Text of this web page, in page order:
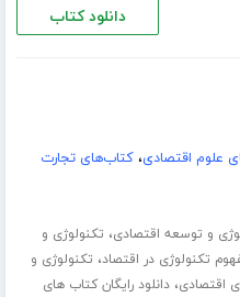
دانلود کتاب
علوم اقتصادی،کتاب‌های تجارت
و توسعه اقتصادی، تکنولوژی و
تکنولوژی در اقتصاد، تکنولوژی و
اقتصادی،دانلود رایگان کتاب های